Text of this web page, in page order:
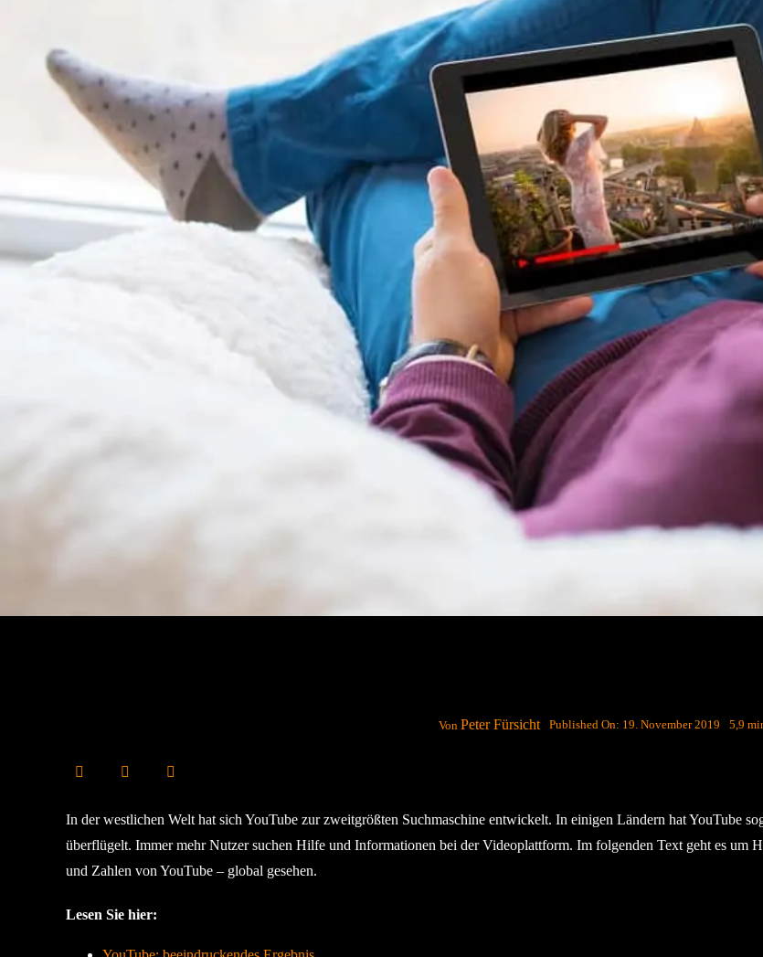
Von Peter Fürsicht Published On: 19. November 2019 5,9
In der westlichen Welt hat sich YouTube zur zweitgrößten Suchmaschine entwickelt. In einigen Ländern hat YouTube
überflügelt. Immer mehr Nutzer suchen Hilfe und Informationen bei der Videoplattform. Im folgenden Text geht es um
und Zahlen von YouTube – global gesehen.
Lesen Sie hier: